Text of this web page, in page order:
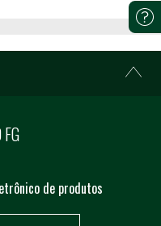
de produtos